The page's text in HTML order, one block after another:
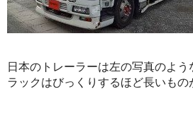
日本のトレーラーは左の写真のよう
ラックはびっくりするほど長いもの